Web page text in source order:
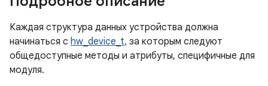
Каждая структура данных устройства должна
начинаться с hw_device_t, за которым следуют
общедоступные методы и атрибуты, специфичные для
модуля.